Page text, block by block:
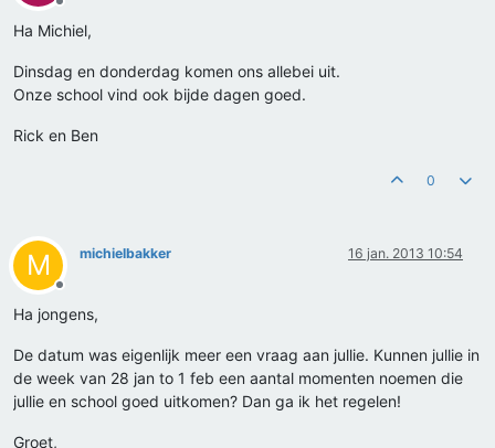
Offline
Ha Michiel,
Dinsdag en donderdag komen ons allebei uit.
Onze school vind ook bijde dagen goed.
Rick en Ben
0
M
Offline
michielbakker 16 jan. 2013 10:54
Ha jongens,
De datum was eigenlijk meer een vraag aan jullie. Kunnen jullie in
de week van 28 jan to 1 feb een aantal momenten noemen die
jullie en school goed uitkomen? Dan ga ik het regelen!
Groet,